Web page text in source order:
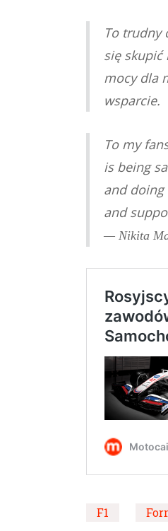
To trudny
się skupić
mocy dla
wsparcie.
To my
is being
and
and
— Nikita
F1